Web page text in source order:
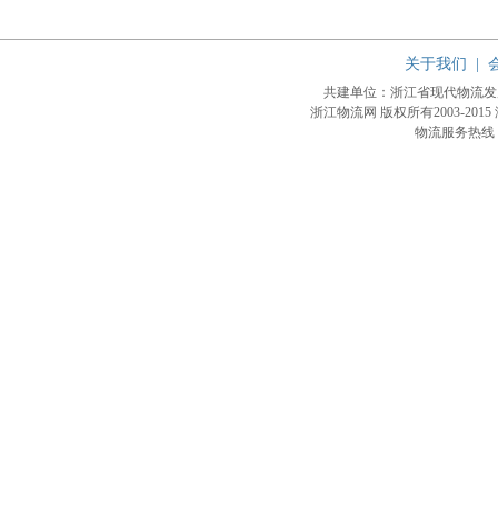
关于我们
共建单位：浙江省现代物流
浙江物流网 版权所有2003-2015
物流服务热线